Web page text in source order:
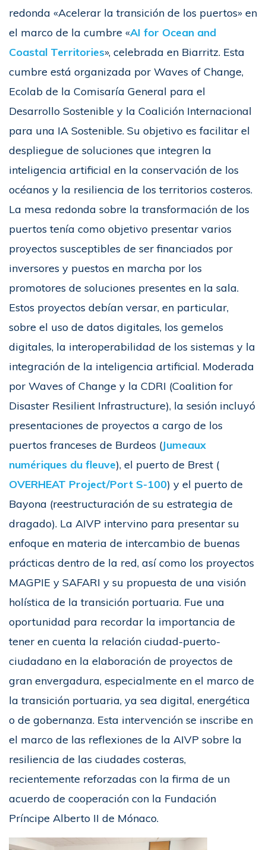
redonda «Acelerar la transición de los puertos» en
el marco de la cumbre «AI for Ocean and
Coastal Territories», celebrada en Biarritz. Esta
cumbre está organizada por Waves of Change,
Ecolab de la Comisaría General para el
Desarrollo Sostenible y la Coalición Internacional
para una IA Sostenible. Su objetivo es facilitar el
despliegue de soluciones que integren la
inteligencia artificial en la conservación de los
océanos y la resiliencia de los territorios costeros.
La mesa redonda sobre la transformación de los
puertos tenía como objetivo presentar varios
proyectos susceptibles de ser financiados por
inversores y puestos en marcha por los
promotores de soluciones presentes en la sala.
Estos proyectos debían versar, en particular,
sobre el uso de datos digitales, los gemelos
digitales, la interoperabilidad de los sistemas y la
integración de la inteligencia artificial. Moderada
por Waves of Change y la CDRI (Coalition for
Disaster Resilient Infrastructure), la sesión incluyó
presentaciones de proyectos a cargo de los
puertos franceses de Burdeos (Jumeaux
numériques du fleuve), el puerto de Brest (
OVERHEAT Project/Port S-100) y el puerto de
Bayona (reestructuración de su estrategia de
dragado). La AIVP intervino para presentar su
enfoque en materia de intercambio de buenas
prácticas dentro de la red, así como los proyectos
MAGPIE y SAFARI y su propuesta de una visión
holística de la transición portuaria. Fue una
oportunidad para recordar la importancia de
tener en cuenta la relación ciudad-puerto-
ciudadano en la elaboración de proyectos de
gran envergadura, especialmente en el marco de
la transición portuaria, ya sea digital, energética
o de gobernanza. Esta intervención se inscribe en
el marco de las reflexiones de la AIVP sobre la
resiliencia de las ciudades costeras,
recientemente reforzadas con la firma de un
acuerdo de cooperación con la Fundación
Príncipe Alberto II de Mónaco.